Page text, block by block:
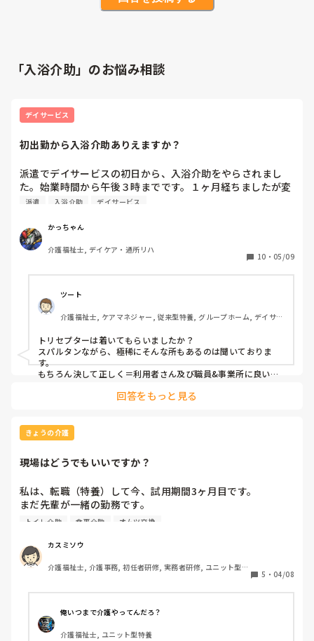
「入浴介助」のお悩み相談
デイサービス
初出勤から入浴介助ありえますか？
派遣でデイサービスの初日から、入浴介助をやらされまし
た。始業時間から午後３時までです。１ヶ月経ちましたが変
わりません。どう思われますか？精神的にボロボロです。
派遣 入浴介助 デイサービス
かっちゃん
介護福祉士, デイケア・通所リハ
10 ・ 05/09
ツート
介護福祉士, ケアマネジャー, 従来型特養, グループホーム, デイサー
トリセプターは着いてもらいましたか？
スパルタンながら、極稀にそんな所もあるのは聞いておりま
す。
もちろん決して正しく＝利用者さん及び職員&事業所に良い
喪失の可能性、感染対策等など、把握もなくやるデメリットは
回答をもっと見る
きょうの介護
現場はどうでもいいですか？
私は、転職（特養）して今、試用期間3ヶ月目です。
まだ先輩が一緒の勤務です。
その日は遅出で入浴担当。
先輩（副主任）は、フロアに戻って来ず何も言わずどこか
へ。
隣のユニットにいる主任は、主任研修会があるからといっ
2人いる遅出で、その日の入浴者（個浴と寢浴）を分担す
私は寢浴担当に…
もう1人は個浴しながらフロアを見ることに…
トイレ介助 食事介助 オムツ交換
カスミソウ
介護福祉士, 介護事務, 初任者研修, 実務者研修, ユニット型特
5 ・ 04/08
俺いつまで介護やってんだろ？
介護福祉士, ユニット型特養